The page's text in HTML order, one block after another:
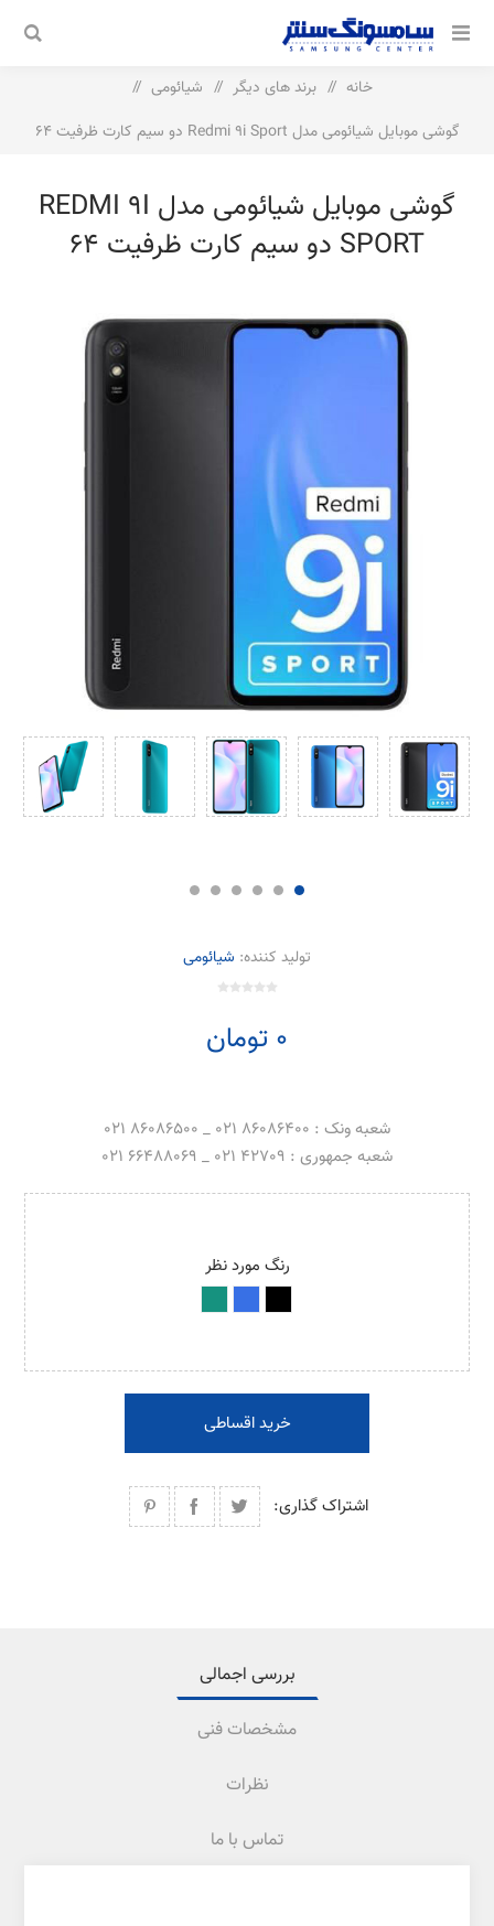
خانه / برند های دیگر / شیائومی
/
گوشی موبایل شیائومی مدل Redmi 9i Sport دو سیم‌ کارت ظرفیت 64
گوشی موبایل شیائومی مدل REDMI 9I
SPORT دو سیم‌ کارت ظرفیت 64
تولید کننده: شیائومی
0 تومان
شعبه ونک : 86086400 021 _ 86086500 021
شعبه جمهوری : 42709 021 _ 66488069 021
رنگ مورد نظر
خرید اقساطی
اشتراک گذاری:
بررسی اجمالی
مشخصات فنی
نظرات
تماس با ما